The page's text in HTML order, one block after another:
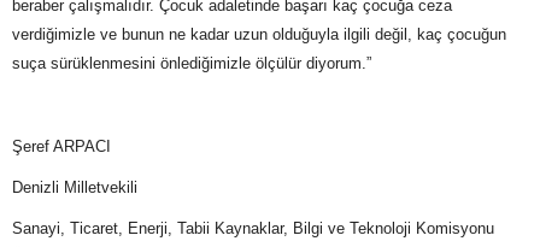
beraber çalışmalıdır. Çocuk adaletinde başarı kaç çocuğa ceza
verdiğimizle ve bunun ne kadar uzun olduğuyla ilgili değil, kaç çocuğun
suça sürüklenmesini önlediğimizle ölçülür diyorum.”
Şeref ARPACI
Denizli Milletvekili
Sanayi, Ticaret, Enerji, Tabii Kaynaklar, Bilgi ve Teknoloji Komisyonu